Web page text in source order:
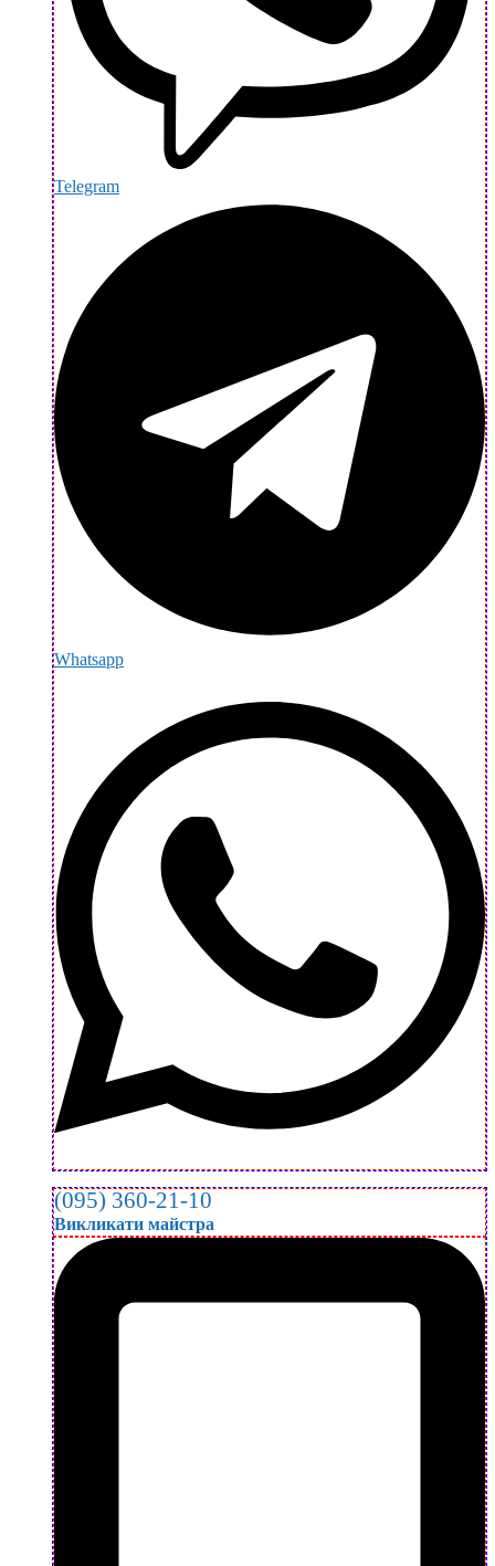
Telegram
Whatsapp
(095) 360-21-10
Викликати майстра